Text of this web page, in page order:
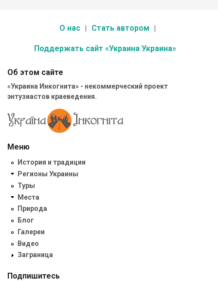
О нас Стать автором
Поддержать сайт «Украина Украина»
Об этом сайте
«Украина Инкогнита» - некоммерческий проект
энтузиастов краеведения.
Меню
История и традиции
Регионы Украины
Туры
Места
Природа
Блог
Галереи
Видео
Заграница
Подпишитесь